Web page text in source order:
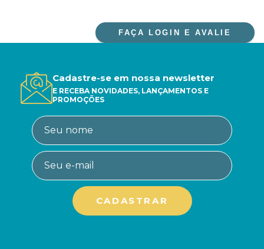
FAÇA LOGIN E AVALIE
Cadastre-se em nossa newsletter
E RECEBA NOVIDADES, LANÇAMENTOS E
PROMOÇÕES